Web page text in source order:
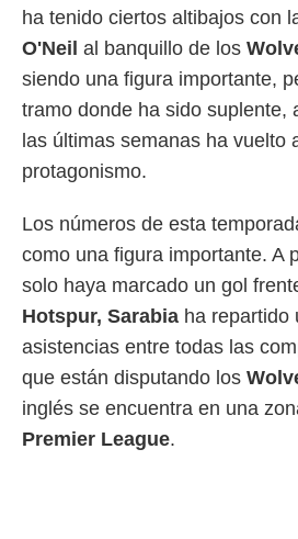
abono
similares
como
sitio
IP
de
posible
traten tus
en
interés
ha tenido ciertos altibajos con
O'Neil al banquillo de los
siendo una figura importante,
tramo donde ha sido suplente,
las últimas semanas ha vuelto
protagonismo.
Los números de esta
como una figura importante. A
solo haya marcado un gol
Hotspur, Sarabia ha repartido
asistencias entre todas las
que están disputando los
inglés se encuentra en una
Premier League.